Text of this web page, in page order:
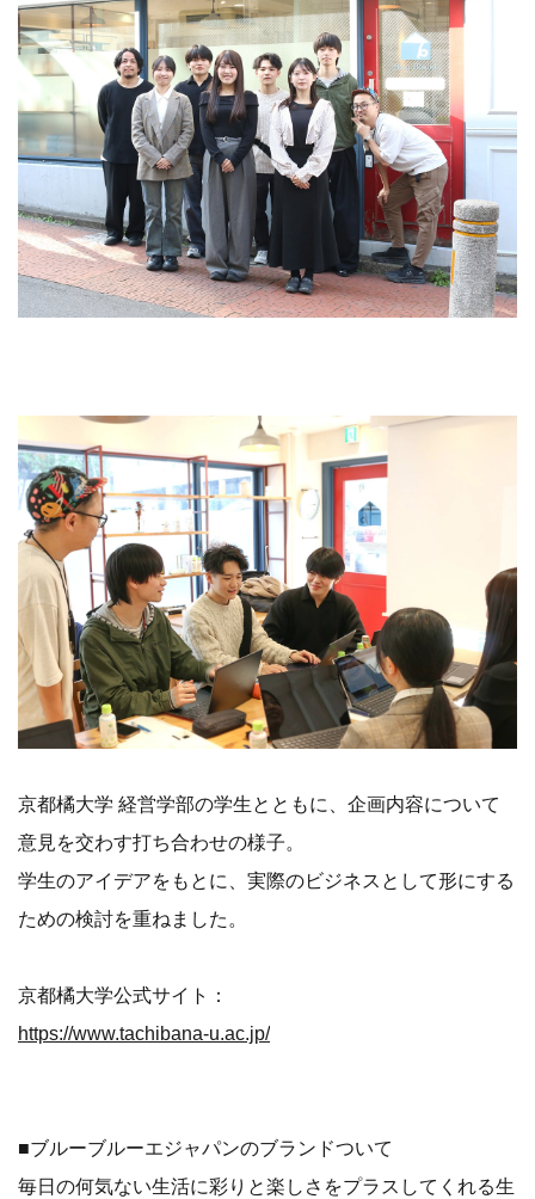
京都橘大学 経営学部の学生とともに、企画内容について
意見を交わす打ち合わせの様子。
学生のアイデアをもとに、実際のビジネスとして形にする
ための検討を重ねました。
京都橘大学公式サイト：
https://www.tachibana-u.ac.jp/
■ブルーブルーエジャパンのブランドついて
毎日の何気ない生活に彩りと楽しさをプラスしてくれる生